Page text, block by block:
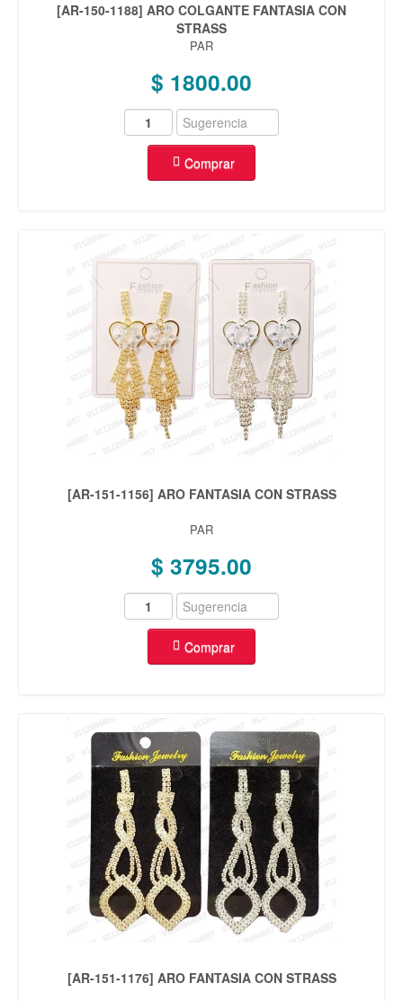
[AR-150-1188] ARO COLGANTE FANTASIA CON
STRASS
PAR
$ 1800.00
Comprar
[AR-151-1156] ARO FANTASIA CON STRASS
PAR
$ 3795.00
Comprar
[AR-151-1176] ARO FANTASIA CON STRASS